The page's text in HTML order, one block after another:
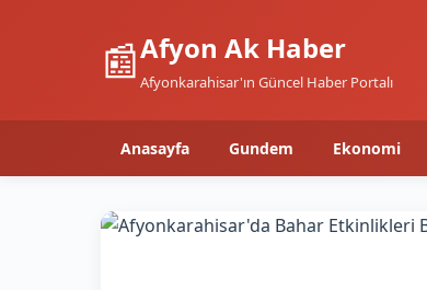
📰Afyon Ak Haber
Afyonkarahisar'ın Güncel Haber Portalı
Anasayfa Gundem Ekonomi